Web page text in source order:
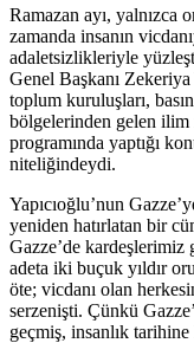
Ramazan ayı, yalnızca
zamanda insanın
adaletsizlikleriyle
Genel Başkanı
toplum kuruluşları,
bölgelerinden gelen ilim
programında yaptığı
niteliğindeydi.
Yapıcıoğlu’nun
yeniden hatırlatan bir
Gazze’de kardeşlerimiz
adeta iki buçuk yıldır
öte; vicdanı olan
serzenişti. Çünkü
geçmiş, insanlık